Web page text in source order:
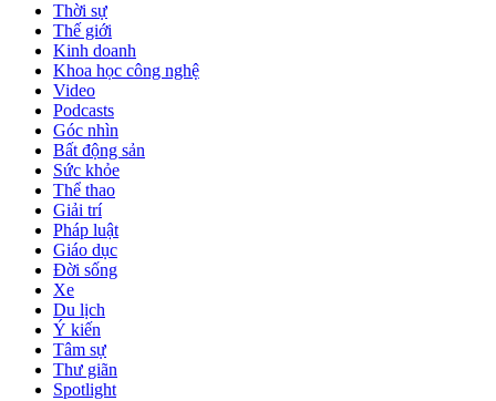
Thời sự
Thế giới
Kinh doanh
Khoa học công nghệ
Video
Podcasts
Góc nhìn
Bất động sản
Sức khỏe
Thể thao
Giải trí
Pháp luật
Giáo dục
Đời sống
Xe
Du lịch
Ý kiến
Tâm sự
Thư giãn
Spotlight